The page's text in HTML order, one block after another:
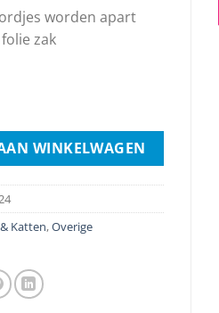
worden apart
zak
aantal
WINKELWAGEN
Katten,Overige